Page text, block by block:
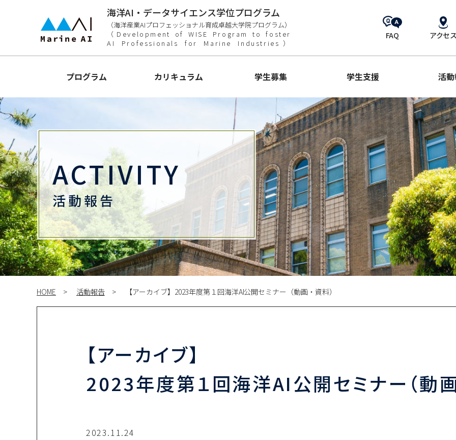
海洋AI・データサイエンス学位プログラム
（海洋産業AIプロフェッショナル育成卓越大学院プログラム）
（Development of WISE Program to foster
AI Professionals for Marine Industries）
FAQ アクセ
プログラム カリキュラム 学生募集 学生支援 活
ACTIVITY
活動報告
HOME 活動報告 【アーカイブ】2023年度第１回海洋AI公開セミナー（動画・資料）
【アーカイブ】
2023年度第１回海洋AI公開セミナー（動画
2023.11.24